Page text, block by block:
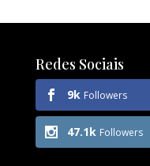
Redes Sociais
9k Followers
47.1k Followers